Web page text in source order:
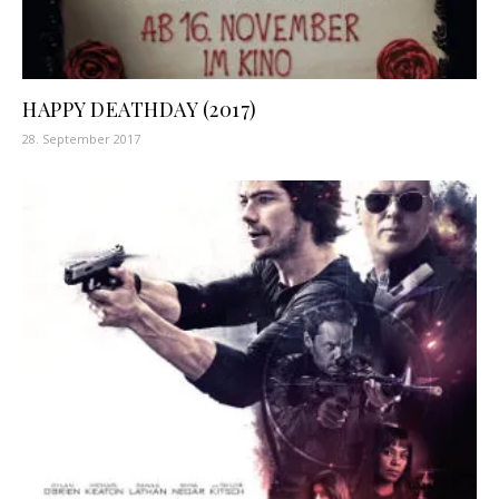
HAPPY DEATHDAY (2017)
28. September 2017